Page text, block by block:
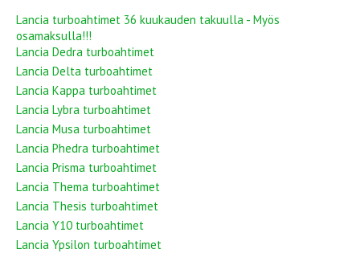
Lancia turboahtimet 36 kuukauden takuulla - Myös
osamaksulla!!!
Lancia Dedra turboahtimet
Lancia Delta turboahtimet
Lancia Kappa turboahtimet
Lancia Lybra turboahtimet
Lancia Musa turboahtimet
Lancia Phedra turboahtimet
Lancia Prisma turboahtimet
Lancia Thema turboahtimet
Lancia Thesis turboahtimet
Lancia Y10 turboahtimet
Lancia Ypsilon turboahtimet